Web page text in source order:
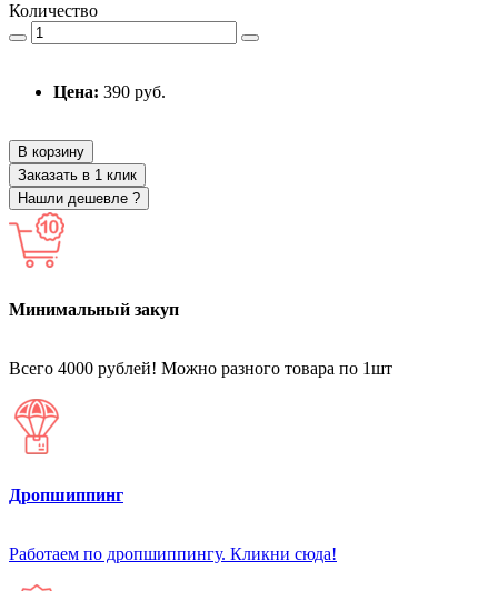
Количество
Цена: 390 руб.
В корзину
Заказать в 1 клик
Нашли дешевле ?
Минимальный закуп
Всего 4000 рублей! Можно разного товара по 1шт
Дропшиппинг
Работаем по дропшиппингу. Кликни сюда!